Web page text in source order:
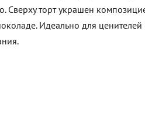
Сверху торт украшен
Идеально для ценителей